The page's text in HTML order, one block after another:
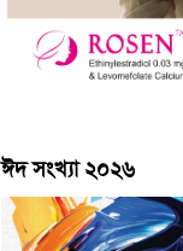
ঈদ সংখ্যা ২০২৬